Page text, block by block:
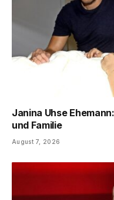
Janina Uhse
und Familie
August 7, 2026